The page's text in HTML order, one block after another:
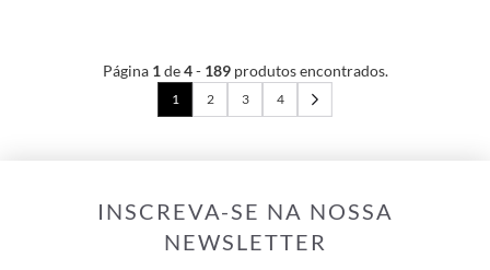
Página 1de4- 189produtos encontrados.
1 2 3 4
INSCREVA-SE NA NOSSA
NEWSLETTER